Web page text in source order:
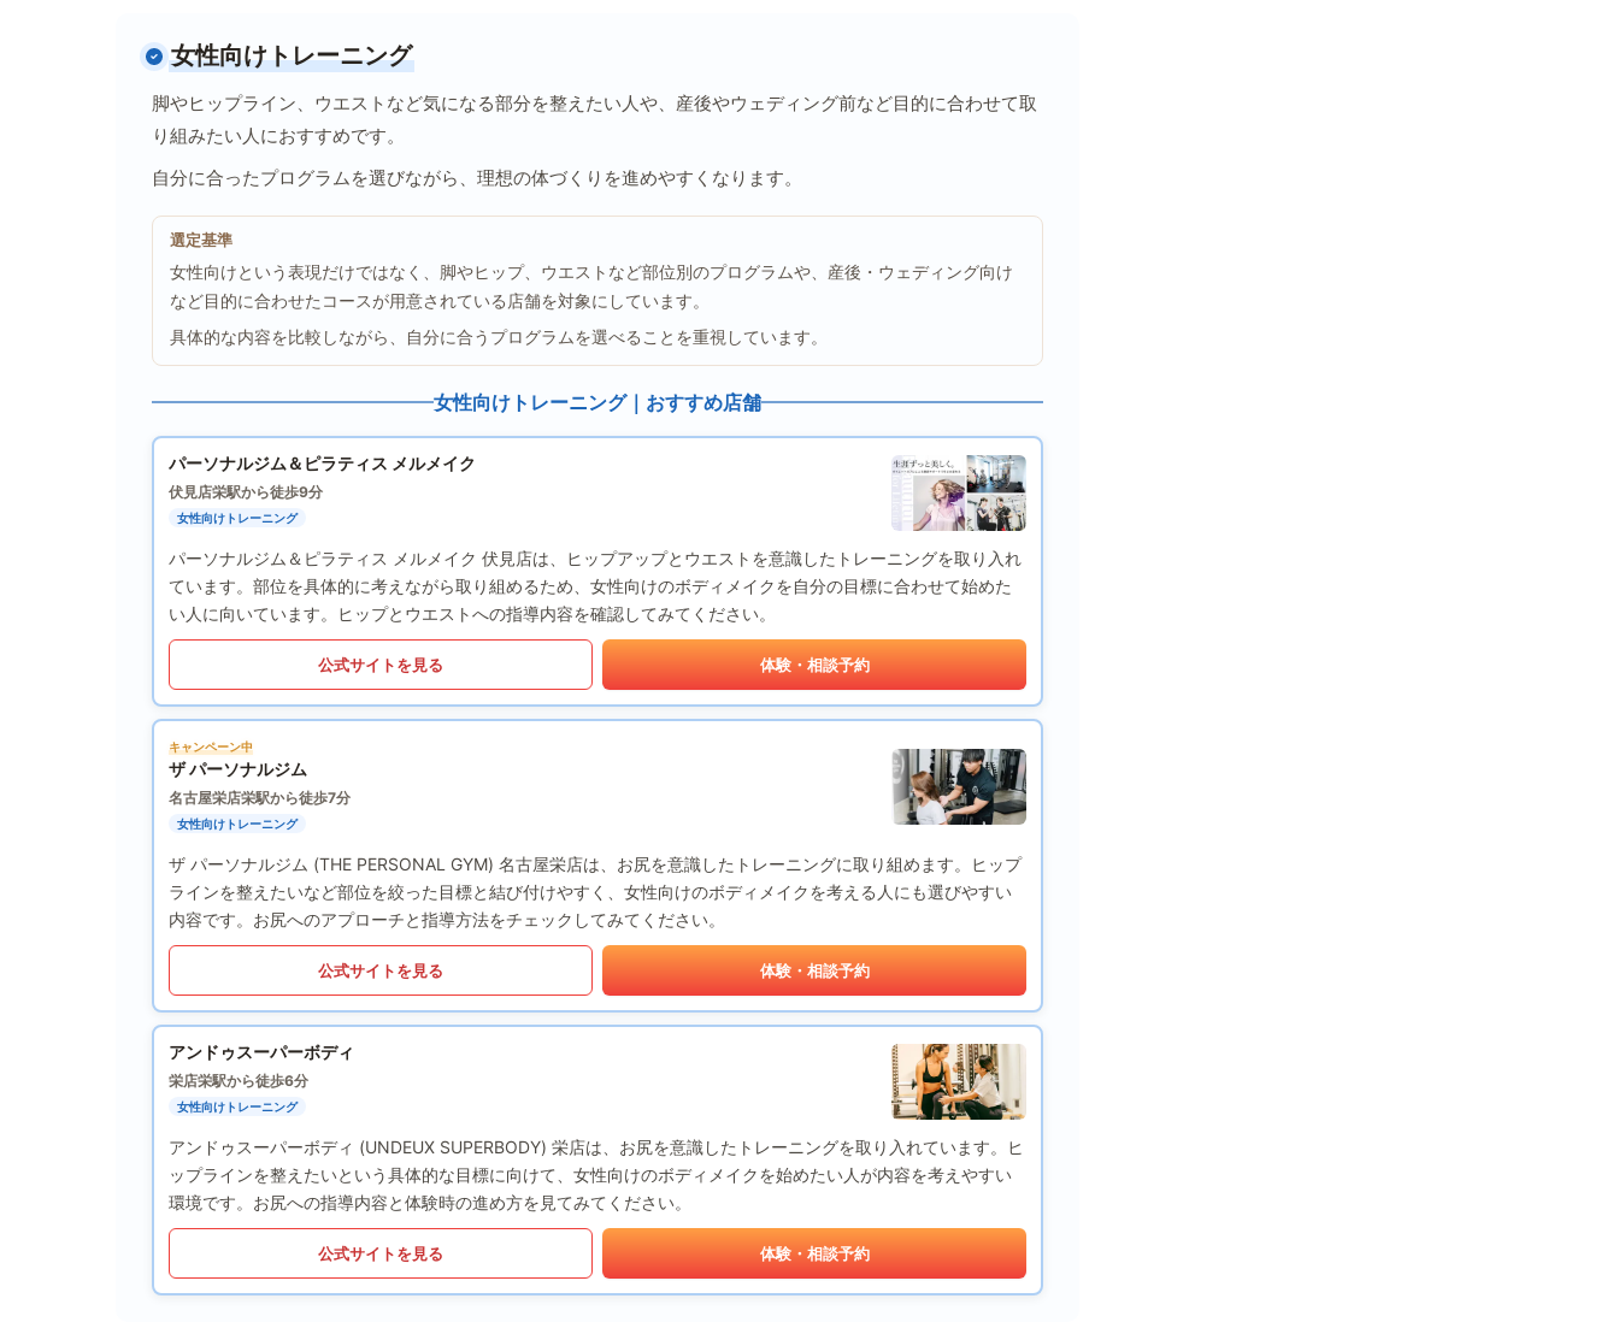
女性向けトレーニング
脚やヒップライン、ウエストなど気になる部分を整えたい人や、産後やウェディング前など目的に合わせて取
り組みたい人におすすめです。
自分に合ったプログラムを選びながら、理想の体づくりを進めやすくなります。
選定基準
女性向けという表現だけではなく、脚やヒップ、ウエストなど部位別のプログラムや、産後・ウェディング向け
など目的に合わせたコースが用意されている店舗を対象にしています。
具体的な内容を比較しながら、自分に合うプログラムを選べることを重視しています。
女性向けトレーニング｜おすすめ店舗
パーソナルジム＆ピラティス メルメイク
伏見店栄駅から徒歩9分
女性向けトレーニング
パーソナルジム＆ピラティス メルメイク 伏見店は、ヒップアップとウエストを意識したトレーニングを取り入れ
ています。部位を具体的に考えながら取り組めるため、女性向けのボディメイクを自分の目標に合わせて始めた
い人に向いています。ヒップとウエストへの指導内容を確認してみてください。
公式サイトを見る 体験・相談予約
キャンペーン中
ザ パーソナルジム
名古屋栄店栄駅から徒歩7分
女性向けトレーニング
ザ パーソナルジム (THE PERSONAL GYM) 名古屋栄店は、お尻を意識したトレーニングに取り組めます。ヒップ
ラインを整えたいなど部位を絞った目標と結び付けやすく、女性向けのボディメイクを考える人にも選びやすい
内容です。お尻へのアプローチと指導方法をチェックしてみてください。
公式サイトを見る 体験・相談予約
アンドゥスーパーボディ
栄店栄駅から徒歩6分
女性向けトレーニング
アンドゥスーパーボディ (UNDEUX SUPERBODY) 栄店は、お尻を意識したトレーニングを取り入れています。ヒ
ップラインを整えたいという具体的な目標に向けて、女性向けのボディメイクを始めたい人が内容を考えやすい
環境です。お尻への指導内容と体験時の進め方を見てみてください。
公式サイトを見る 体験・相談予約